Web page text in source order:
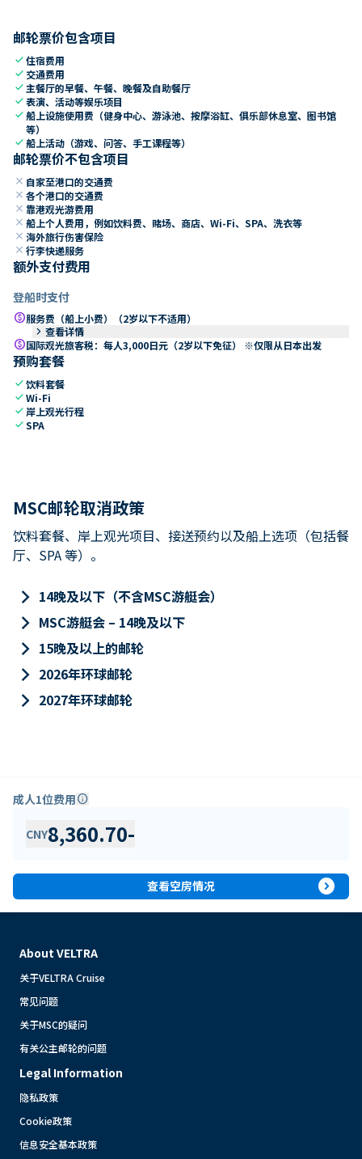
邮轮票价包含项目
check住宿费用
check 交通费用
check 主餐厅的早餐、午餐、晚餐及自助餐厅
check表演、活动等娱乐项目
check船上设施使用费（健身中心、游泳池、按摩浴缸、俱乐部休息室、图书馆
等）
check船上活动（游戏、问答、手工课程等）
邮轮票价不包含项目
close 自家至港口的交通费
close 各个港口的交通费
close 靠港观光游费用
close 船上个人费用，例如饮料费、赌场、商店、Wi-Fi、SPA、洗衣等
close 海外旅行伤害保险
close 行李快递服务
额外支付费用
登船时支付
paid服务费（船上小费）（2岁以下不适用）
keyboard_arrow_right 查看详情
paid国际观光旅客税：每人3,000日元（2岁以下免征） ※仅限从日本出发
预购套餐
check饮料套餐
checkWi-Fi
check 岸上观光行程
checkSPA
MSC邮轮取消政策
饮料套餐、岸上观光项目、接送预约以及船上选项（包括餐
厅、SPA 等）。
keyboard_arrow_right 14晚及以下（不含MSC游艇会）
keyboard_arrow_right MSC游艇会 – 14晚及以下
keyboard_arrow_right 15晚及以上的邮轮
keyboard_arrow_right 2026年环球邮轮
keyboard_arrow_right 2027年环球邮轮
成人1位费用info
CNY8,360.70-
查看空房情况 expand_circle_right
About VELTRA
关于VELTRA Cruise
常见问题
关于MSC的疑问
有关公主邮轮的问题
Legal Information
隐私政策
Cookie政策
信息安全基本政策